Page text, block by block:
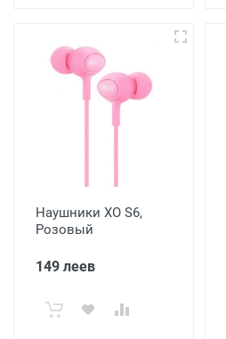
Наушники XO S6,
Розовый
149 леев